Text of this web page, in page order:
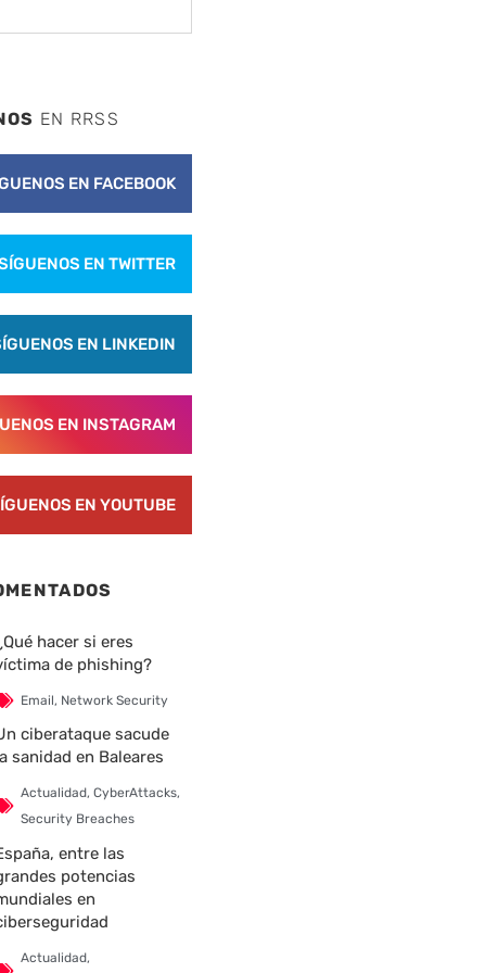
EN RRSS
EN FACEBOOK
EN TWITTER
EN LINKEDIN
EN INSTAGRAM
EN YOUTUBE
hacer si eres
de phishing?
Email, Network Security
ciberataque sacude
sanidad en Baleares
Actualidad, CyberAttacks,
Security Breaches
entre las
potencias
en
Actualidad,